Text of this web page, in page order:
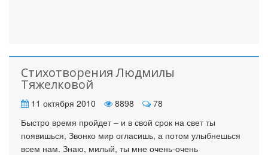
Стихотворения Людмилы
Тяжелковой
11 октября 2010 8898
78
Быстро время пройдет – и в свой срок на свет ты
появишься, Звонко мир огласишь, а потом улыбнешься
всем нам. Знаю, милый, ты мне очень-очень